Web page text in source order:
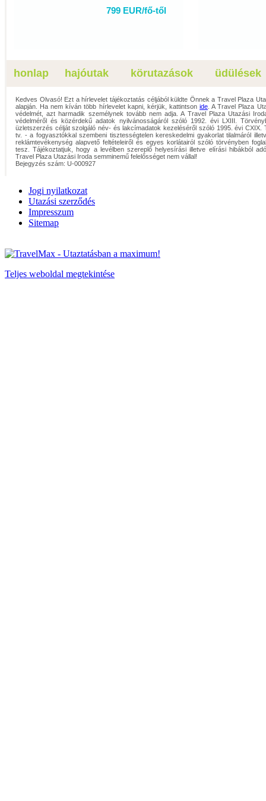
799 EUR/fő-től
honlap hajóutak körutazások üdülések
Kedves Olvasó! Ezt a hírlevelet tájékoztatás céljából küldte Önnek a Travel Plaza
alapján. Ha nem kíván több hírlevelet kapni, kérjük, kattintsonide . A Travel Plaza
védelmét, azt harmadik személynek tovább nem adja. A Travel Plaza Utazási
védelméről és közérdekű adatok nyilvánosságáról szóló 1992. évi LXIII.
üzletszerzés célját szolgáló név- és lakcímadatok kezeléséről szóló 1995. évi CXIX.
tv. - a fogyasztókkal szembeni tisztességtelen kereskedelmi gyakorlat tilalmáról
reklámtevékenység alapvető feltételeiről és egyes korlátairól szóló törvényben
tesz. Tájékoztatjuk, hogy a levélben szereplő helyesírási illetve elírási hibákból
Travel Plaza Utazási Iroda semminemű felelősséget nem vállal!
Bejegyzés szám: U-000927
Jogi nyilatkozat
Utazási szerződés
Impresszum
Sitemap
Teljes weboldal megtekintése